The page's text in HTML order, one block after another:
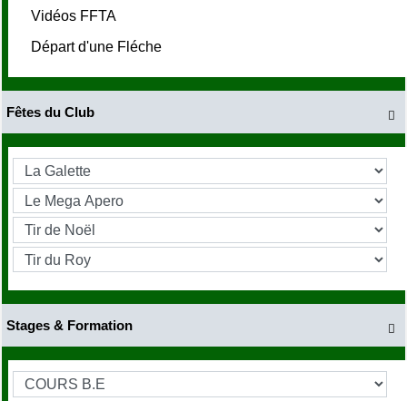
Vidéos FFTA
Départ d'une Fléche

Fêtes du Club

Stages & Formation